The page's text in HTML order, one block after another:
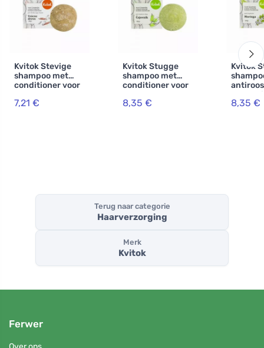
Kvitok Stevige
shampoo met
conditioner voor
Wood XXL (50 g) -
7,21 €
Kvitok Stugge
shampoo met
conditioner voor
XXL (50 g) - met
8,35 €
Kvitok
ner
(50 g) -
8,35 €
Terug naar categorie
Haarverzorging
Merk
Kvitok
Ferwer